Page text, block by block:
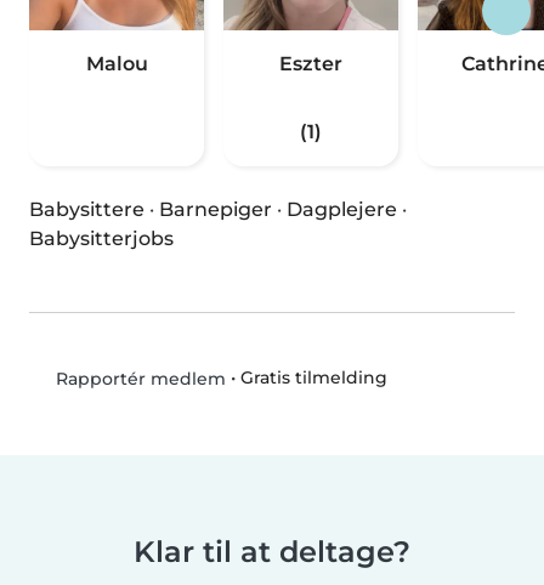
Malou Eszter
(1)
Babysittere · Barnepiger · Dagplejere ·
Babysitterjobs
Rapportér medlem • Gratis tilmelding
Klar til at deltage?